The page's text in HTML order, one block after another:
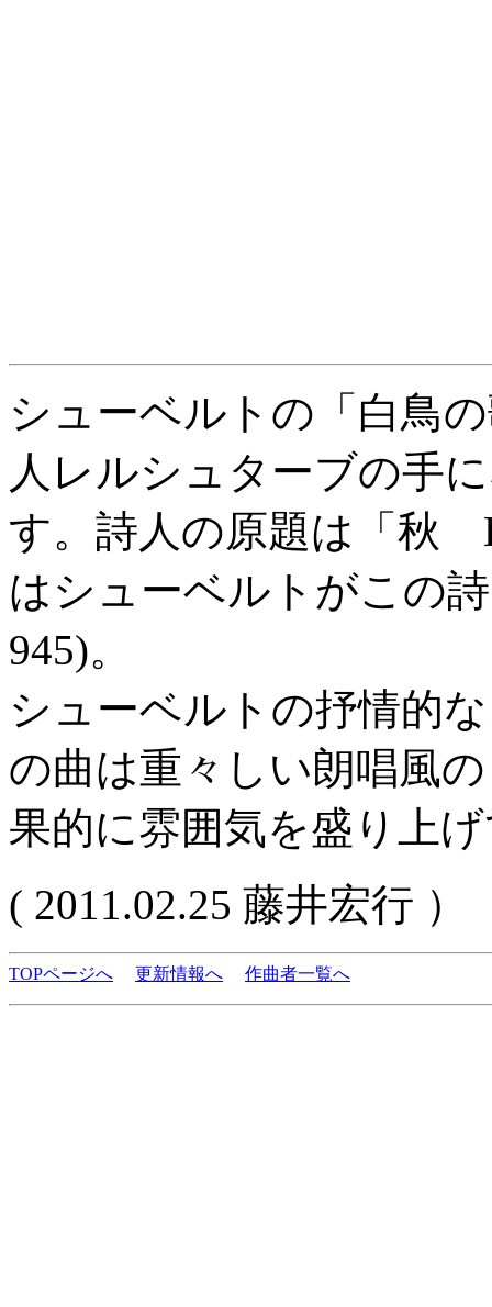
シューベルトの「白鳥
人レルシュターブの手
す。詩人の原題は「秋
はシューベルトがこの
945)。
シューベルトの抒情的
の曲は重々しい朗唱風
果的に雰囲気を盛り上
( 2011.02.25 藤井宏行 ）
TOPページへ 更新情報へ 作曲者一覧へ